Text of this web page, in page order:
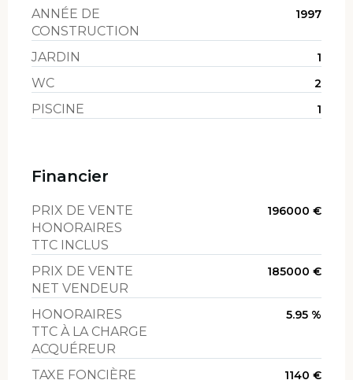
ANNÉE DE
CONSTRUCTION
1997
JARDIN 1
WC 2
PISCINE 1
Financier
PRIX DE VENTE
HONORAIRES
TTC INCLUS
196000 €
PRIX DE VENTE
NET VENDEUR
185000 €
HONORAIRES
TTC À LA CHARGE
ACQUÉREUR
5.95 %
TAXE FONCIÈRE 1140 €